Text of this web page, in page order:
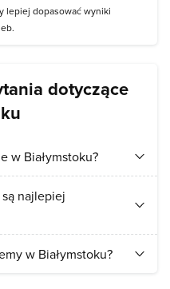
lepiej dopasować wyniki
dotyczące
w Białymstoku?
Branickich
najlepiej
Białymstoku są:Pałac
w Białymstoku?